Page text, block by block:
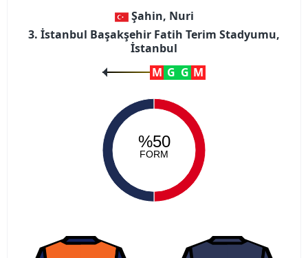
Şahin, Nuri
3. İstanbul Başakşehir Fatih Terim Stadyumu,
İstanbul
M G G M
%50
FORM